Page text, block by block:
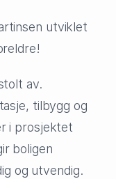
utviklet
av.
tilbygg og
i prosjektet
boligen
og utvendig.